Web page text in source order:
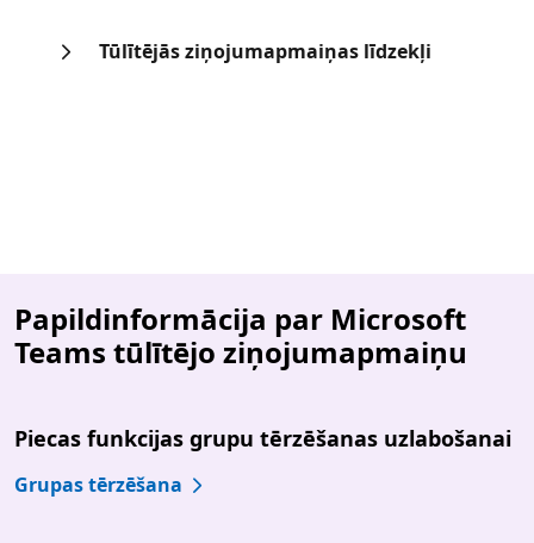
Tūlītējās ziņojumapmaiņas līdzekļi
Papildinformācija par Microsoft
Teams tūlītējo ziņojumapmaiņu
Piecas funkcijas grupu tērzēšanas uzlabošanai
Grupas tērzēšana